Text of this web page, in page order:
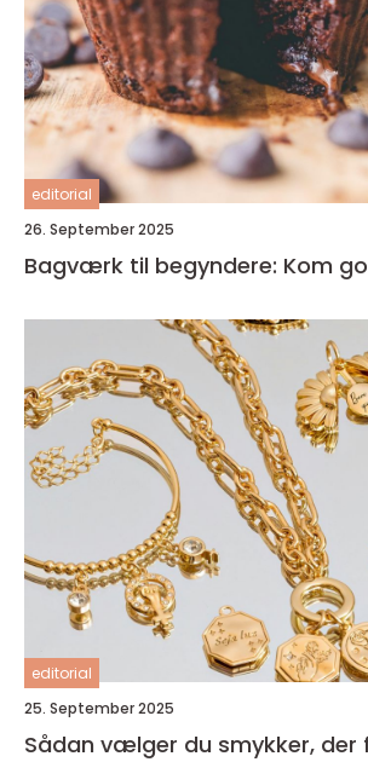
editorial
26. September 2025
Bagværk til begyndere: Kom
editorial
25. September 2025
Sådan vælger du smykker,